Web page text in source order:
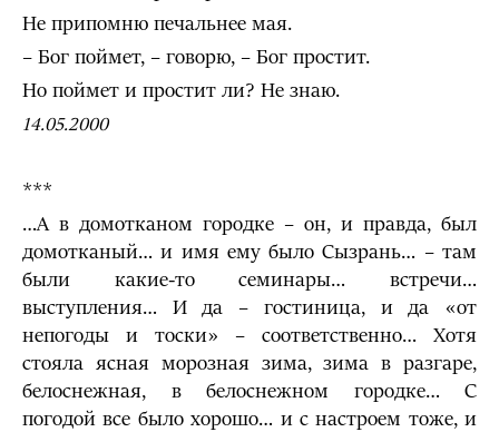
Не припомню печальнее мая.
– Бог поймет, – говорю, – Бог простит.
Но поймет и простит ли? Не знаю.
14.05.2000
***
…А в домотканом городке – он, и правда, был
домотканый… и имя ему было Сызрань… – там
были какие-то семинары… встречи…
выступления… И да – гостиница, и да «от
непогоды и тоски» – соответственно… Хотя
стояла ясная морозная зима, зима в разгаре,
белоснежная, в белоснежном городке… С
погодой все было хорошо… и с настроем тоже, и